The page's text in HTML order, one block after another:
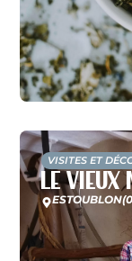
VISITES ET
Le
ESTOUBLON